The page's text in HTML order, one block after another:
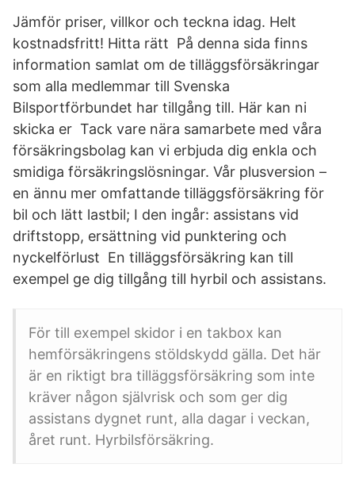
Jämför priser, villkor och teckna idag. Helt
kostnadsfritt! Hitta rätt På denna sida finns
information samlat om de tilläggsförsäkringar
som alla medlemmar till Svenska
Bilsportförbundet har tillgång till. Här kan ni
skicka er Tack vare nära samarbete med våra
försäkringsbolag kan vi erbjuda dig enkla och
smidiga försäkringslösningar. Vår plusversion –
en ännu mer omfattande tilläggsförsäkring för
bil och lätt lastbil; I den ingår: assistans vid
driftstopp, ersättning vid punktering och
nyckelförlust En tilläggsförsäkring kan till
exempel ge dig tillgång till hyrbil och assistans.
För till exempel skidor i en takbox kan
hemförsäkringens stöldskydd gälla. Det här
är en riktigt bra tilläggsförsäkring som inte
kräver någon självrisk och som ger dig
assistans dygnet runt, alla dagar i veckan,
året runt. Hyrbilsförsäkring.